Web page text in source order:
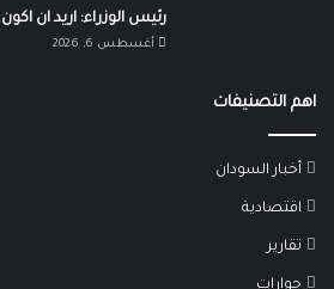
رئيس الوزراء: اريد ان
أغسطس 6, 2026
اهم التصنيفات
أخبار السودان
اقتصادية
تقارير
حوارات